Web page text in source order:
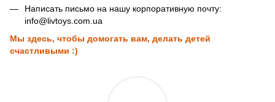
Написать письмо на нашу корпоративную почту:
info@livtoys.com.ua
Мы здесь, чтобы домогать вам, делать детей
счастливыми :)